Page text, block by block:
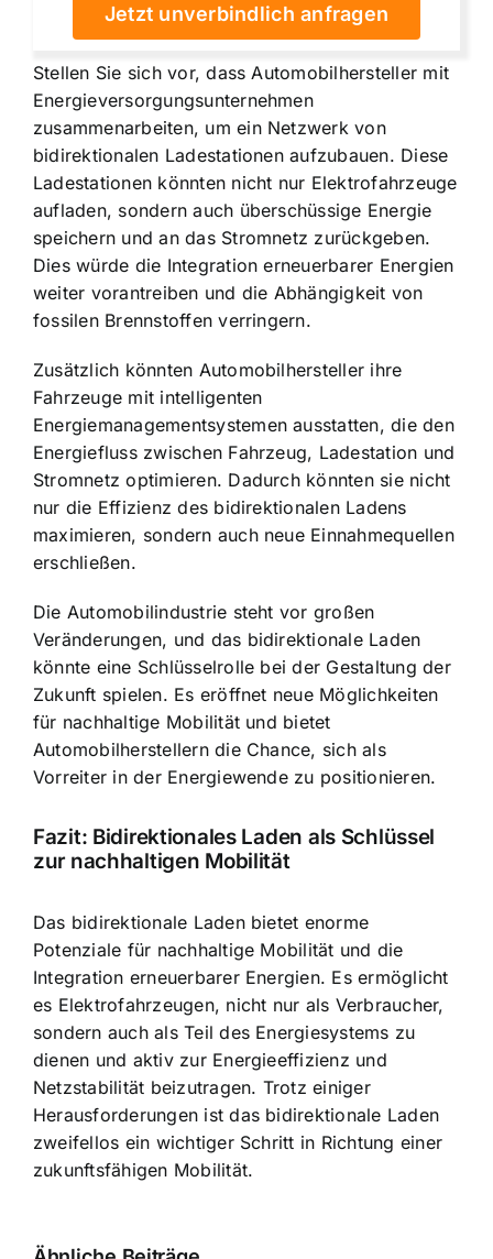
Jetzt unverbindlich anfragen
Stellen Sie sich vor, dass Automobilhersteller mit
Energieversorgungsunternehmen
zusammenarbeiten, um ein Netzwerk von
bidirektionalen Ladestationen aufzubauen. Diese
Ladestationen könnten nicht nur Elektrofahrzeuge
aufladen, sondern auch überschüssige Energie
speichern und an das Stromnetz zurückgeben.
Dies würde die Integration erneuerbarer Energien
weiter vorantreiben und die Abhängigkeit von
fossilen Brennstoffen verringern.
Zusätzlich könnten Automobilhersteller ihre
Fahrzeuge mit intelligenten
Energiemanagementsystemen ausstatten, die den
Energiefluss zwischen Fahrzeug, Ladestation und
Stromnetz optimieren. Dadurch könnten sie nicht
nur die Effizienz des bidirektionalen Ladens
maximieren, sondern auch neue Einnahmequellen
erschließen.
Die Automobilindustrie steht vor großen
Veränderungen, und das bidirektionale Laden
könnte eine Schlüsselrolle bei der Gestaltung der
Zukunft spielen. Es eröffnet neue Möglichkeiten
für nachhaltige Mobilität und bietet
Automobilherstellern die Chance, sich als
Vorreiter in der Energiewende zu positionieren.
Fazit: Bidirektionales Laden als Schlüssel
zur nachhaltigen Mobilität
Das bidirektionale Laden bietet enorme
Potenziale für nachhaltige Mobilität und die
Integration erneuerbarer Energien. Es ermöglicht
es Elektrofahrzeugen, nicht nur als Verbraucher,
sondern auch als Teil des Energiesystems zu
dienen und aktiv zur Energieeffizienz und
Netzstabilität beizutragen. Trotz einiger
Herausforderungen ist das bidirektionale Laden
zweifellos ein wichtiger Schritt in Richtung einer
zukunftsfähigen Mobilität.